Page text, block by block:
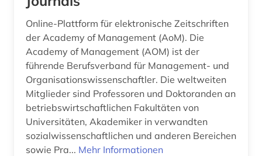
bruttoinlandsprodukt (1)
brüssel (1)
buchbestand (1)
buchführung (6)
bundesbank (1)
Online-Plattform für elektronische Zeitschriften
der Academy of Management (AoM). Die
Academy of Management (AOM) ist der
führende Berufsverband für Management- und
Organisationswissenschaftler. Die weltweiten
Mitglieder sind Professoren und Doktoranden an
betriebswirtschaftlichen Fakultäten von
Universitäten, Akademiker in verwandten
sozialwissenschaftlichen und anderen Bereichen
sowie Pra... Mehr Informationen